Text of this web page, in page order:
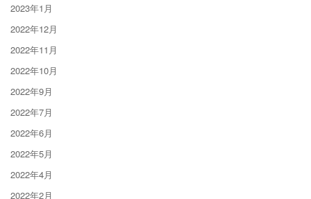
2023年1月
2022年12月
2022年11月
2022年10月
2022年9月
2022年7月
2022年6月
2022年5月
2022年4月
2022年2月